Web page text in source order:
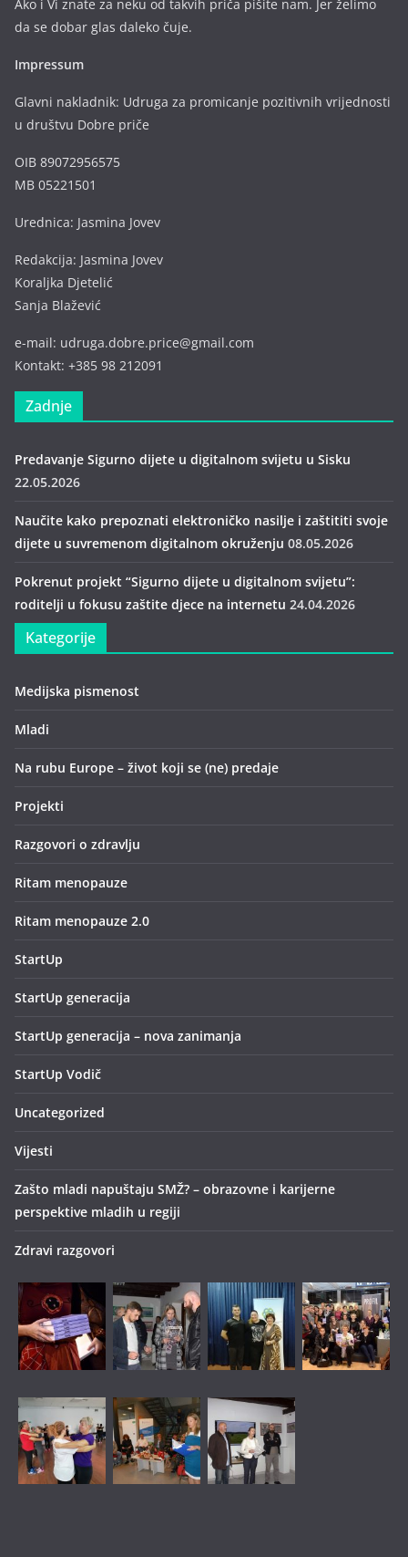
Ako i Vi znate za neku od takvih priča pišite nam. Jer želimo
da se dobar glas daleko čuje.
Impressum
Glavni nakladnik: Udruga za promicanje pozitivnih vrijednosti
u društvu Dobre priče
OIB 89072956575
MB 05221501
Urednica: Jasmina Jovev
Redakcija: Jasmina Jovev
Koraljka Djetelić
Sanja Blažević
e-mail: udruga.dobre.price@gmail.com
Kontakt: +385 98 212091
Zadnje
Predavanje Sigurno dijete u digitalnom svijetu u Sisku
22.05.2026
Naučite kako prepoznati elektroničko nasilje i zaštititi svoje
dijete u suvremenom digitalnom okruženju 08.05.2026
Pokrenut projekt “Sigurno dijete u digitalnom svijetu”:
roditelji u fokusu zaštite djece na internetu 24.04.2026
Kategorije
Medijska pismenost
Mladi
Na rubu Europe – život koji se (ne) predaje
Projekti
Razgovori o zdravlju
Ritam menopauze
Ritam menopauze 2.0
StartUp
StartUp generacija
StartUp generacija – nova zanimanja
StartUp Vodič
Uncategorized
Vijesti
Zašto mladi napuštaju SMŽ? – obrazovne i karijerne
perspektive mladih u regiji
Zdravi razgovori